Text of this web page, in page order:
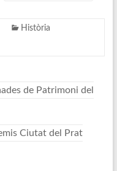
Història
de Patrimoni del
Ciutat del Prat